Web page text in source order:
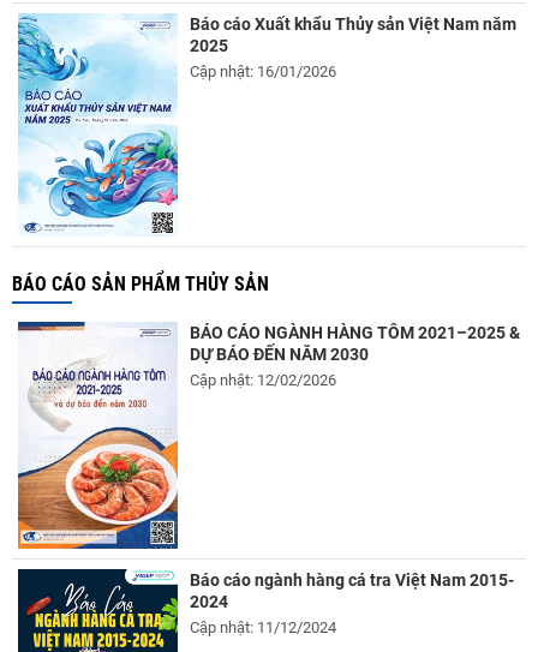
Báo cáo Xuất khẩu Thủy sản Việt Nam năm
2025
Cập nhật: 16/01/2026
BÁO CÁO SẢN PHẨM THỦY SẢN
BÁO CÁO NGÀNH HÀNG TÔM 2021–2025 &
DỰ BÁO ĐẾN NĂM 2030
Cập nhật: 12/02/2026
Báo cáo ngành hàng cá tra Việt Nam 2015-
2024
Cập nhật: 11/12/2024